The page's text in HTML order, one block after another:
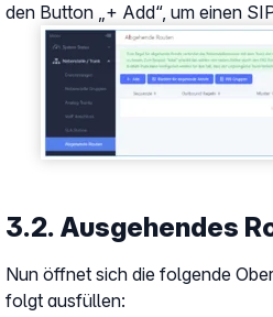
Show larger version
den Button „+ Add“, um einen
3.2. Ausgehendes
Nun öffnet sich die folgende
folgt ausfüllen: